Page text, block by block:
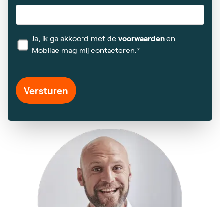
Ja, ik ga akkoord met de voorwaarden en
Mobilae mag mij contacteren.*
Versturen